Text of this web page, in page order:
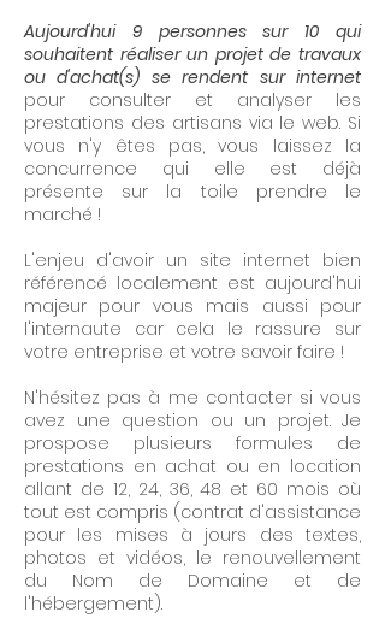
Aujourd'hui 9 personnes sur 10 qui
souhaitent réaliser un projet de travaux
ou d'achat(s) se rendent sur internet
pour consulter et analyser les
prestations des artisans via le web. Si
vous n'y êtes pas, vous laissez la
concurrence qui elle est déjà
présente sur la toile prendre le
marché !
L'enjeu d'avoir un site internet bien
référencé localement est aujourd'hui
majeur pour vous mais aussi pour
l'internaute car cela le rassure sur
votre entreprise et votre savoir faire !
N'hésitez pas à me contacter si vous
avez une question ou un projet. Je
prospose plusieurs formules de
prestations en achat ou en location
allant de 12, 24, 36, 48 et 60 mois où
tout est compris (contrat d'assistance
pour les mises à jours des textes,
photos et vidéos, le renouvellement
du Nom de Domaine et de
l'hébergement).